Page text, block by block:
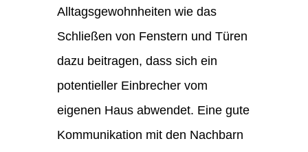
Alltagsgewohnheiten wie das
Schließen von Fenstern und Türen
dazu beitragen, dass sich ein
potentieller Einbrecher vom
eigenen Haus abwendet. Eine gute
Kommunikation mit den Nachbarn